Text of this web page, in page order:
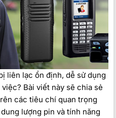
liên lạc ổn định, dễ sử dụng
Bài viết này sẽ chia sẻ
các tiêu chí quan trọng
lượng pin và tính năng